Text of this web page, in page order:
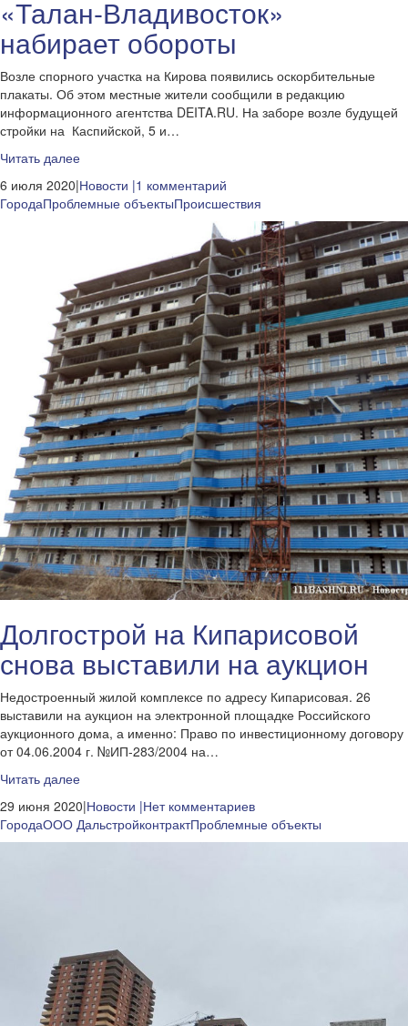
«Талан-Владивосток»
набирает обороты
Возле спорного участка на Кирова появились оскорбительные
плакаты. Об этом местные жители сообщили в редакцию
информационного агентства DEITA.RU. На заборе возле будущей
стройки на Каспийской, 5 и…
Читать далее
6 июля 2020|Новости |1 комментарий
ГородаПроблемные объектыПроисшествия
Долгострой на Кипарисовой
снова выставили на аукцион
Недостроенный жилой комплексе по адресу Кипарисовая. 26
выставили на аукцион на электронной площадке Российского
аукционного дома, а именно: Право по инвестиционному договору
от 04.06.2004 г. №ИП-283/2004 на…
Читать далее
29 июня 2020|Новости |Нет комментариев
ГородаООО ДальстройконтрактПроблемные объекты